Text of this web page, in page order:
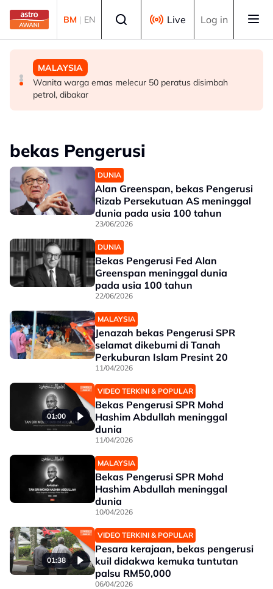
Skip to main content
BM | EN Live Log in
MALAYSIA
Berita tempatan pilihan sepanjang hari ini
DUNIA
Singapura sambut Hari Kebangsaan ke-61, NDP kembali
ke Stadium Negara
MALAYSIA
Wanita warga emas melecur 50 peratus disimbah
petrol, dibakar
bekas Pengerusi
DUNIA
Alan Greenspan, bekas Pengerusi
Rizab Persekutuan AS meninggal
dunia pada usia 100 tahun
23/06/2026
DUNIA
Bekas Pengerusi Fed Alan
Greenspan meninggal dunia
pada usia 100 tahun
22/06/2026
MALAYSIA
Jenazah bekas Pengerusi SPR
selamat dikebumi di Tanah
Perkuburan Islam Presint 20
11/04/2026
01:00
VIDEO TERKINI & POPULAR
Bekas Pengerusi SPR Mohd
Hashim Abdullah meninggal
dunia
11/04/2026
MALAYSIA
Bekas Pengerusi SPR Mohd
Hashim Abdullah meninggal
dunia
10/04/2026
01:38
VIDEO TERKINI & POPULAR
Pesara kerajaan, bekas pengerusi
kuil didakwa kemuka tuntutan
palsu RM50,000
06/04/2026